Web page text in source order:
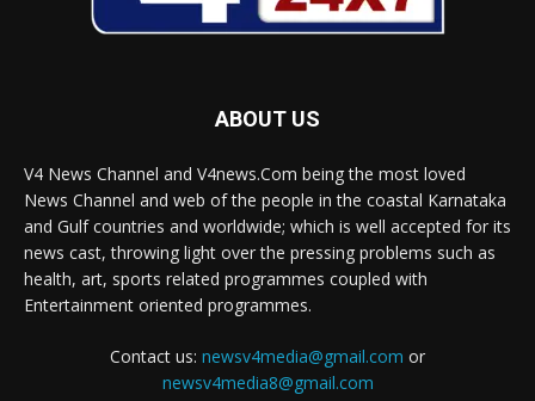
ABOUT US
V4 News Channel and V4news.Com being the most loved
News Channel and web of the people in the coastal Karnataka
and Gulf countries and worldwide; which is well accepted for its
news cast, throwing light over the pressing problems such as
health, art, sports related programmes coupled with
Entertainment oriented programmes.
Contact us: newsv4media@gmail.com or
newsv4media8@gmail.com